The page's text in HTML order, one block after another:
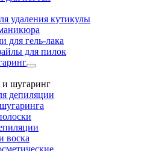
удаления кутикулы
для гель-лака
для пилок
и шугаринг
депиляции
воска